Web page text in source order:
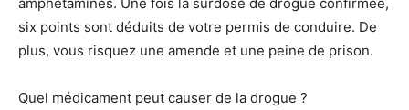
six points sont déduits de votre permis de conduire. De
plus, vous risquez une amende et une peine de prison.
Quel médicament peut causer de la drogue ?